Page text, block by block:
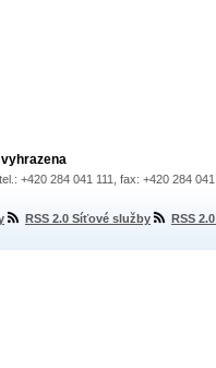
+420 284 041 111, fax: +420 284
RSS 2.0 Síťové služby RSS